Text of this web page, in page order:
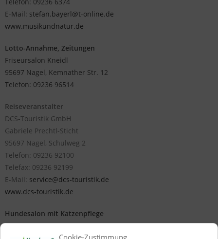
Cookie-Zustimmung
E-Mail: stefan.bayerl@t-online.de
www.musikundnatur.de
Lotto-Annahme, Zeitungen
Friseursalon Kneidl
95697 Nagel, Kemnather Str. 12
Telefon: 09236 96514
Reiseveranstalter
DCS-Touristik GmbH
Gabriele Prechtl-Sticht
95697 Nagel, Schulweg 2
Telefon: 09236 92100
Telefax: 09236 92199
E-Mail: service@dcs-touristik.de
www.dcs-touristik.de
Hundesalon mit Katzenpflege
Esther Trillitzsch